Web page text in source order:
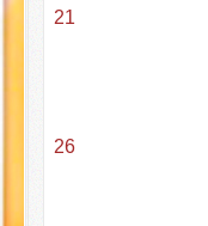
21
26